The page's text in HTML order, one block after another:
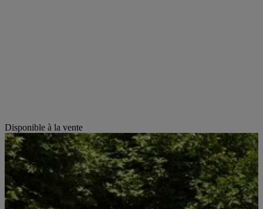
Disponible à la vente